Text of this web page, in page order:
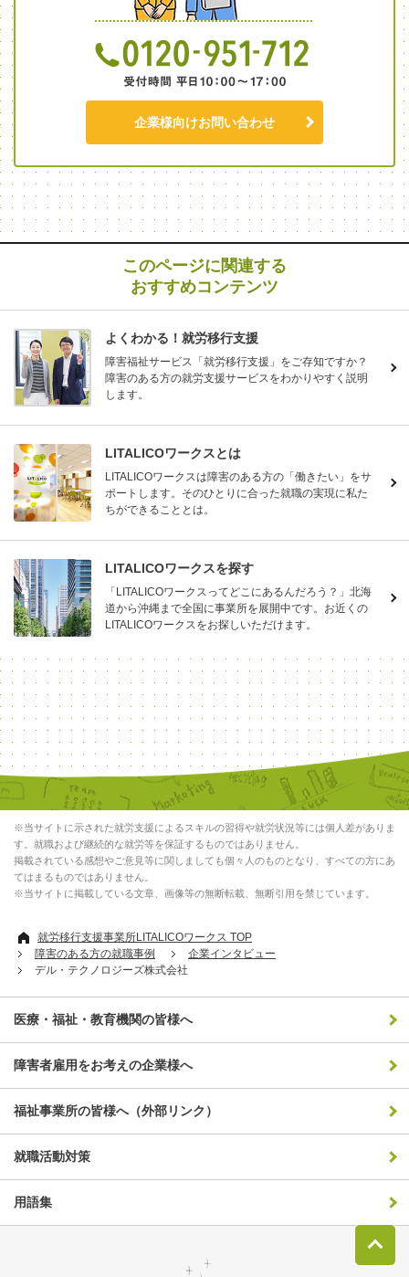
企業様向けお問い合わせ
このページに関連する
おすすめコンテンツ
よくわかる！就労移行支援
障害福祉サービス「就労移行支援」をご存知ですか？
障害のある方の就労支援サービスをわかりやすく説明
します。
LITALICOワークスとは
LITALICOワークスは障害のある方の「働きたい」をサ
ポートします。そのひとりに合った就職の実現に私た
ちができることとは。
LITALICOワークスを探す
「LITALICOワークスってどこにあるんだろう？」北海
道から沖縄まで全国に事業所を展開中です。お近くの
LITALICOワークスをお探しいただけます。
※当サイトに示された就労支援によるスキルの習得や就労状況等には個人差がありま
す。就職および継続的な就労等を保証するものではありません。
掲載されている感想やご意見等に関しましても個々人のものとなり、すべての方にあ
てはまるものではありません。
※当サイトに掲載している文章、画像等の無断転載、無断引用を禁じています。
就労移行支援事業所LITALICOワークス TOP
障害のある方の就職事例
企業インタビュー
デル・テクノロジーズ株式会社
医療・福祉・教育機関の皆様へ
障害者雇用をお考えの企業様へ
福祉事業所の皆様へ（外部リンク）
就職活動対策
用語集